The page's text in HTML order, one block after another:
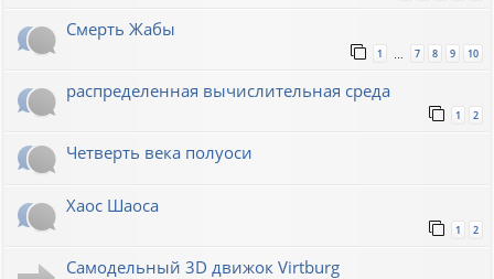
Смерть Жабы
1 7 8 9 10
распределенная вычислительная среда
1 2
Четверть века полуоси
Хаос Шаоса
1 2
Самодельный 3D движок Virtburg